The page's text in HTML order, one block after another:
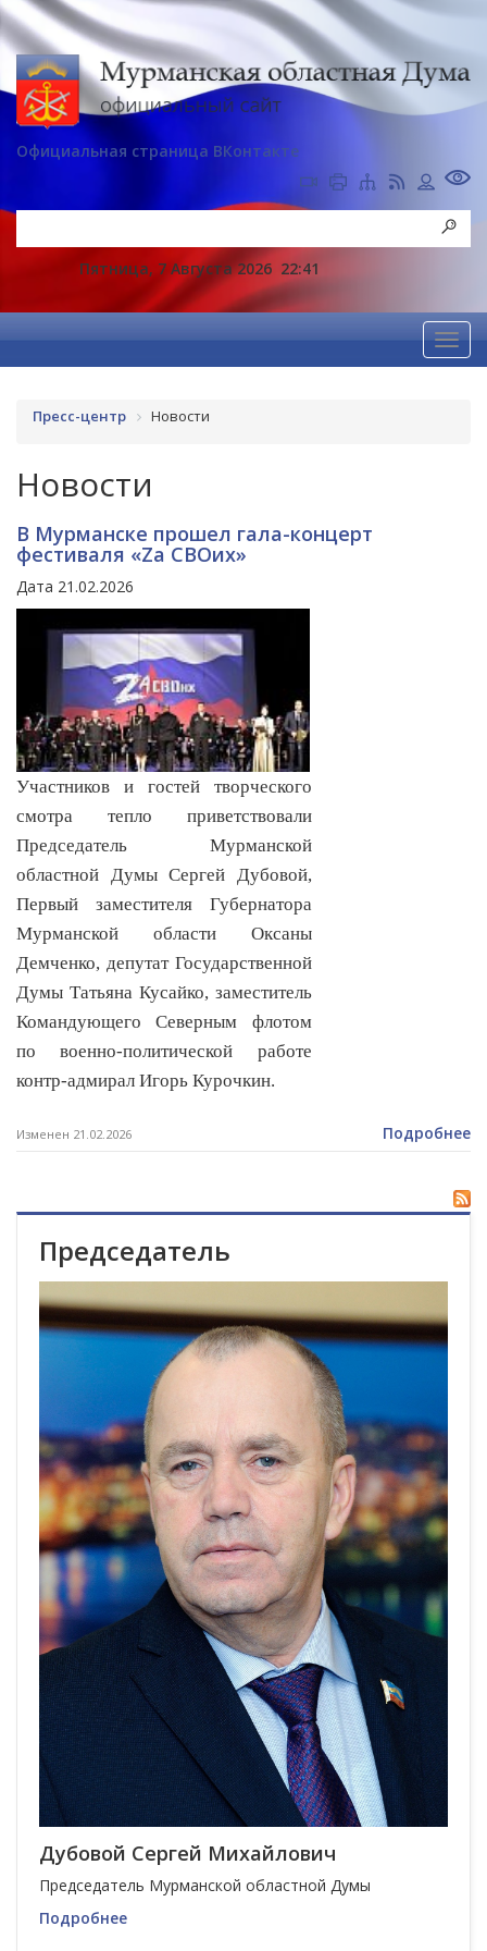
Официальная страница ВКонтакте
Пятница, 7 Августа 2026 22:41
Пресс-центр Новости
Новости
В Мурманске прошел гала-концерт
фестиваля «Za СВОих»
Дата 21.02.2026
Участников и гостей творческого
смотра тепло приветствовали
Председатель Мурманской
областной Думы Сергей Дубовой,
Первый заместителя Губернатора
Мурманской области Оксаны
Демченко, депутат Государственной
Думы Татьяна Кусайко, заместитель
Командующего Северным флотом
по военно-политической работе
контр-адмирал Игорь Курочкин.
Изменен 21.02.2026 Подробнее
Председатель
Дубовой Сергей Михайлович
Председатель Мурманской областной Думы
Подробнее